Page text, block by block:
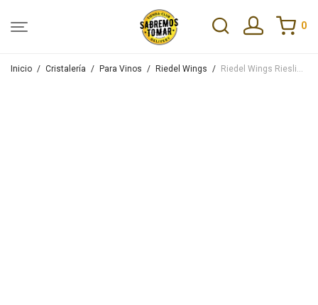
0
Inicio / Cristalería / Para Vinos / Riedel Wings / Riedel Wings Riesling Single Pack